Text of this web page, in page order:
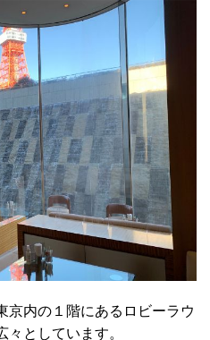
京内の１階にあるロビーラウ
としています。